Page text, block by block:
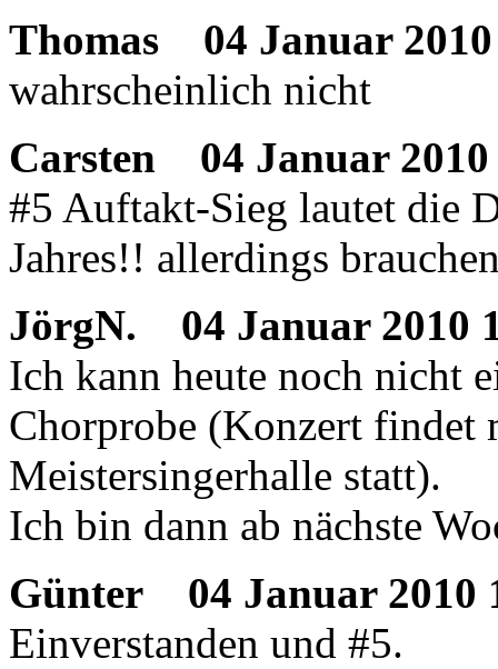
Thomas
04 Januar
wahrscheinlich nicht
Carsten
04 Januar 2010
#5 Auftakt-Sieg lautet die
Jahres!! allerdings
JörgN.
04 Januar 2010
Ich kann heute noch nicht
Chorprobe (Konzert findet
Meistersingerhalle statt).
Ich bin dann ab nächste
Günter
04 Januar 2010
Einverstanden und #5.